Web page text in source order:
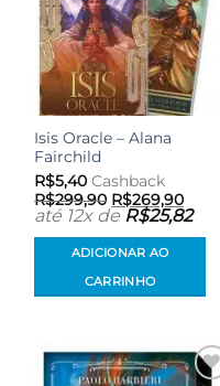
Isis Oracle – Alana
Fairchild
R$5,40 Cashback
R$299,90 O
preço
original
era:
R$299,90.
R$269,90O
preço
atual
é:
até 12x de R$25,82
ADICIONAR AO
CARRINHO